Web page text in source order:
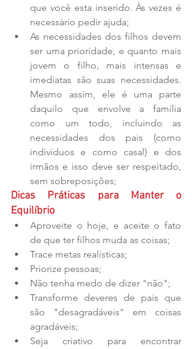
que você esta inserido. Às vezes é
necessário pedir ajuda;
As necessidades dos filhos devem
ser uma prioridade, e quanto mais
jovem o filho, mais intensas e
imediatas são suas necessidades.
Mesmo assim, ele é uma parte
daquilo que envolve a família
como um todo, incluindo as
necessidades dos pais (como
indivíduos e como casal) e dos
irmãos e isso deve ser respeitado,
sem sobreposições;
Dicas Práticas para Manter o
Equilíbrio
Aproveite o hoje, e aceite o fato
de que ter filhos muda as coisas;
Trace metas realísticas;
Priorize pessoas;
Não tenha medo de dizer "não";
Transforme deveres de pais que
são "desagradáveis" em coisas
agradáveis;
Seja criativo para encontrar